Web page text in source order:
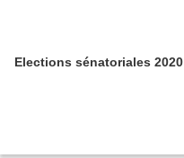
Elections sénatoriales 2020